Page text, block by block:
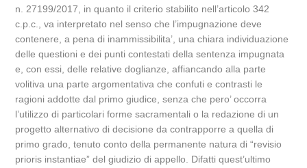
n. 27199/2017, in quanto il criterio stabilito nell’articolo 342
c.p.c., va interpretato nel senso che l’impugnazione deve
contenere, a pena di inammissibilita’, una chiara individuazione
delle questioni e dei punti contestati della sentenza impugnata
e, con essi, delle relative doglianze, affiancando alla parte
volitiva una parte argomentativa che confuti e contrasti le
ragioni addotte dal primo giudice, senza che pero’ occorra
l’utilizzo di particolari forme sacramentali o la redazione di un
progetto alternativo di decisione da contrapporre a quella di
primo grado, tenuto conto della permanente natura di “revisio
prioris instantiae” del giudizio di appello. Difatti quest’ultimo